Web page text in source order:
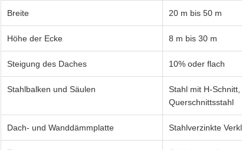
Breite 20 m bis 50 m
Höhe der Ecke 8 m bis 30 m
Steigung des Daches 10% oder flach
Stahlbalken und Säulen
Stahl mit H-
Querschnittsstahl
Dach- und Wanddämmplatte Stahlverzinkte